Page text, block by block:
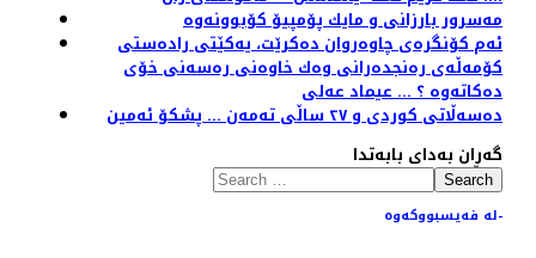
مەسرور بارزانی و مایك پۆمپیۆ کۆبوونەوە
ئه‌م كۆنگره‌ی چاوه‌روان ده‌كرێت، یه‌كێتی راده‌ستی
كۆمه‌ڵه‌ی ره‌نجده‌رانی وه‌ك خاوه‌نی ره‌سه‌نی خۆی
ده‌كاته‌وه‌ ؟‌ ... عیماد عەلی
دەسەڵاتی کوردی و ٢٧ ساڵی تەمەن ... پشکۆ ئەمین
گەڕان بەدای بابەتدا
Search
لە فەیسبووکەوە-